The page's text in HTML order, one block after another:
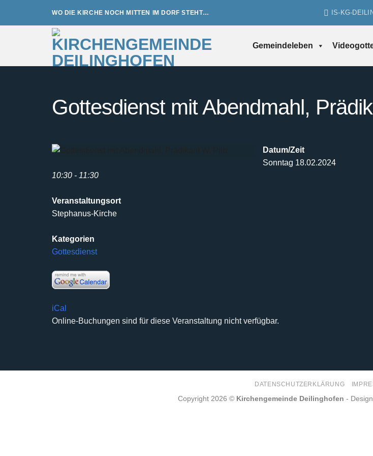
WO DIE KIRCHE NOCH MITTEN IM DORF STEHT… IS-KG-
Gemeindeleben
Gottesdienst mit Abendmahl,
Datum/Zeit
Sonntag 18.02.2024
10:30 - 11:30
Veranstaltungsort
Stephanus-Kirche
Kategorien
Gottesdienst
iCal
Online-Buchungen sind für diese Veranstaltung nicht verfügbar.
DATENSCHUTZERKLÄRUNG
Copyright 2026 © Kirchengemeinde Deilinghofen - Design